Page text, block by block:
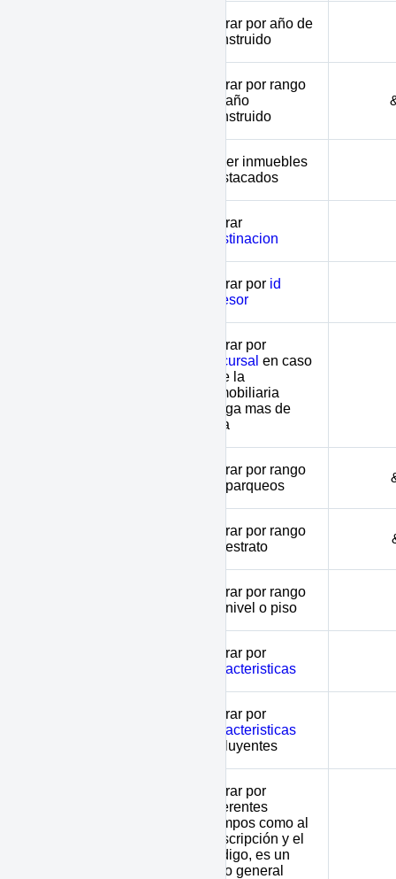
Filtrar por año de
construido
Filtrar por rango
de año
construido
Traer inmuebles
destacados
Filtrar
destinacion
Filtrar por id
asesor
Filtrar por
sucursal en caso
que la
inmobiliaria
tenga mas de
una
Filtrar por rango
de parqueos
Filtrar por rango
de estrato
Filtrar por rango
de nivel o piso
Filtrar por
caracteristicas
Filtrar por
caracteristicas
incluyentes
Filtrar por
diferentes
campos como al
descripción y el
código, es un
filtro general